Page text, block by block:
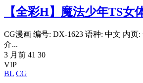
【全彩H】魔法少年TS女
CG漫画 编号: DX-1623 语种: 中文 内页
介...
3 月前 41 30
VIP
BL CG